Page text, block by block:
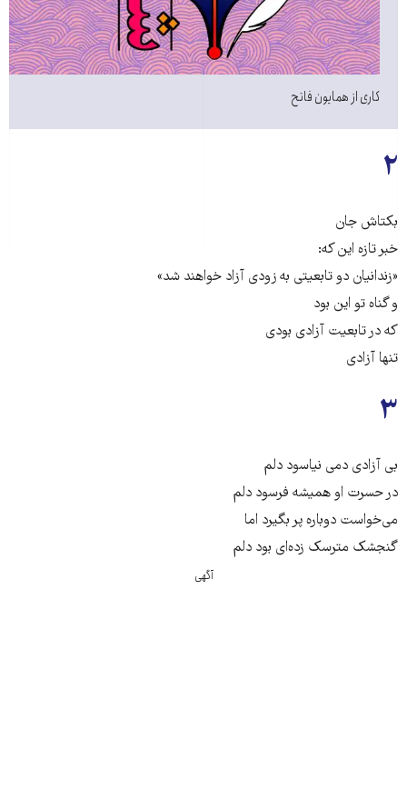
کاری از همایون فاتح
۲
بکتاش جان
خبر تازه این که:
«زندانیان دو تابعیتی به زودی آزاد خواهند شد»
و گناه تو این بود
که در تابعیت آزادی بودی
تنها آزادی
۳
بی آزادی دمی نیاسود دلم
در حسرت او همیشه فرسود دلم
می‌خواست دوباره پر بگیرد اما
گنجشک مترسک زده‌ای بود دلم
آگهی